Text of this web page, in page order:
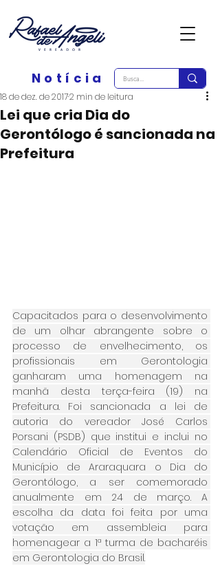
Notícia
Lei que cria Dia do
Gerontólogo é sancionada na
Prefeitura
18 de dez. de 20172 min de leitura
Capacitados para o desenvolvimento
de um olhar abrangente sobre o
processo de envelhecimento, os
profissionais em Gerontologia
ganharam uma homenagem na
manhã desta terça-feira (19) na
Prefeitura. Foi sancionada a lei de
autoria do vereador José Carlos
Porsani (PSDB) que institui e inclui no
Calendário Oficial de Eventos do
Município de Araraquara o Dia do
Gerontólogo, a ser comemorado
anualmente em 24 de março. A
escolha da data foi feita por uma
votação em assembleia para
homenagear a 1ª turma de bacharéis
em Gerontologia do Brasil.